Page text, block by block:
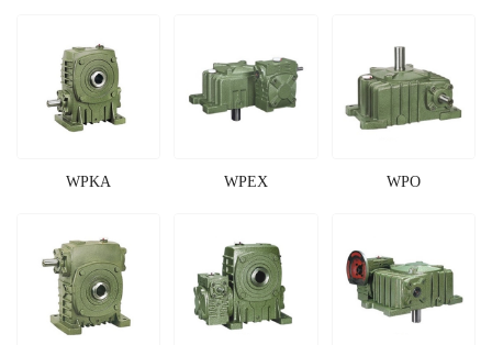
WPKA WPEX WPO